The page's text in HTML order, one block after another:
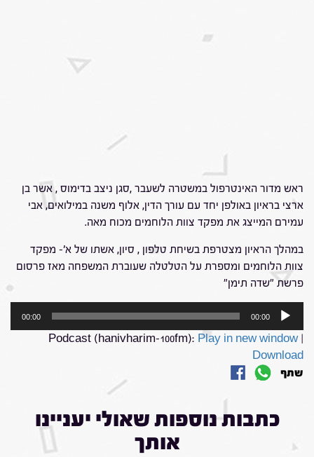
ראש מדור האינטרפול במשטרה לשעבר ,סגן ניצב בדימוס , אשר בן
ארצי בראיון באולפן יחד עם עורך הדין, אלוף משנה במילואים, אבי
עמירם המייצג את מפקד צוות הלוחמים מכוח מאה.
במהלך הראיון מצטרפת בשיחת טלפון , סיון, אשתו של א'- מפקד
צוות הלוחמים ומספרת על הטלטלה שעוברת המשפחה מאז פרסום
פרשת "שדה תימן"
00:00
00:00
Podcast (hanivharim-100fm): Play in new window|
Download
שתף
כתבות נוספות שאולי יעניינו
אותך